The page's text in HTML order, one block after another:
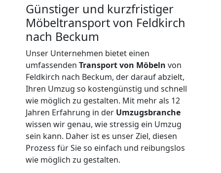
Günstiger und kurzfristiger
Möbeltransport von Feldkirch
nach Beckum
Unser Unternehmen bietet einen
umfassenden Transport von Möbeln von
Feldkirch nach Beckum, der darauf abzielt,
Ihren Umzug so kostengünstig und schnell
wie möglich zu gestalten. Mit mehr als 12
Jahren Erfahrung in der Umzugsbranche
wissen wir genau, wie stressig ein Umzug
sein kann. Daher ist es unser Ziel, diesen
Prozess für Sie so einfach und reibungslos
wie möglich zu gestalten.